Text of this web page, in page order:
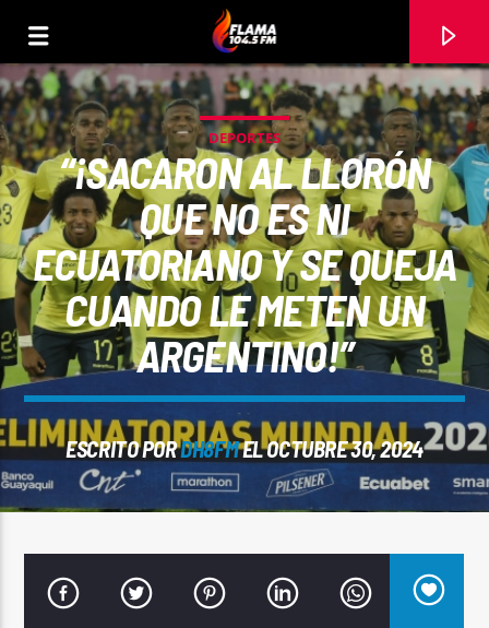
TÍTULO
ARTISTA
DEPORTES
“¡SACARON AL LLORÓN
QUE NO ES NI
ECUATORIANO Y SE QUEJA
CUANDO LE METEN UN
ARGENTINO!”
ESCRITO PORDH8FMEL OCTUBRE 30, 2024